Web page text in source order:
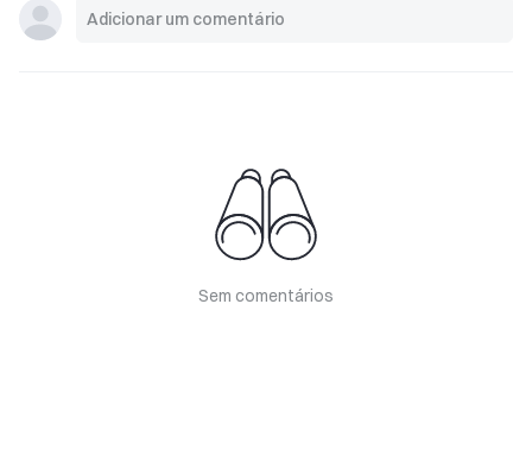
Sem comentários